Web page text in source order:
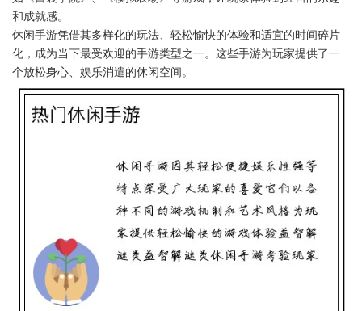
和成就感。
休闲手游凭借其多样化的玩法、轻松愉快的体验和适宜的时间碎片
化，成为当下最受欢迎的手游类型之一。这些手游为玩家提供了一
个放松身心、娱乐消遣的休闲空间。